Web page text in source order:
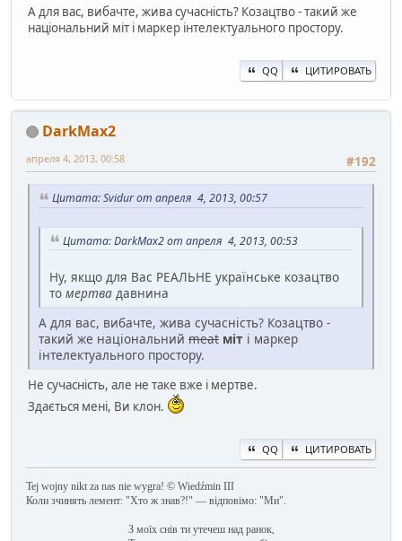
А для вас, вибачте, жива сучасність? Козацтво - такий же
національний міт і маркер інтелектуального простору.
QQ ЦИТИРОВАТЬ
DarkMax2
#192
апреля 4, 2013, 00:58
Цитата: Svidur от апреля 4, 2013, 00:57
Цитата: DarkMax2 от апреля 4, 2013, 00:53
Ну, якщо для Вас РЕАЛЬНЕ українське козацтво
то мертва давнина
А для вас, вибачте, жива сучасність? Козацтво -
такий же національний meat міт і маркер
інтелектуального простору.
Не сучасність, але не таке вже і мертве.
Здається мені, Ви клон.
QQ ЦИТИРОВАТЬ
Tej wojny nikt za nas nie wygra! © Wiedźmin III
Коли зчинять лемент: "Хто ж знав?!" — відповімо: "Ми".
З моїх снів ти утечеш над ранок,